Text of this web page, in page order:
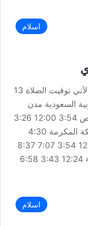
اسلام
توقيت الصلاة 13 محرم 1444 هجري في الجدول الآتي توقيت الصلاة 13
السعودية مدن
السعودية الفجر الظهر العصر المغرب العشاء الرياض 3:54 12:00 3:26
6:38 8:08 جدة 4:33 12:29 3:47 7:03 8:33 مكة المكرمة 4:30
12:27 3:45 7:00 8:30 المدينة المنورة 4:23 12:28 3:54 7:07 8:37
الدمام 3:36 11:47 3:16 6:28 7:58 الطائف 4:27 12:24 3:43 6:58
اسلام